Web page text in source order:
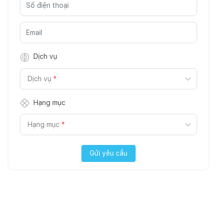
Dịch vụ
Dịch vụ *
Hạng mục
Hạng mục *
Gửi yêu cầu